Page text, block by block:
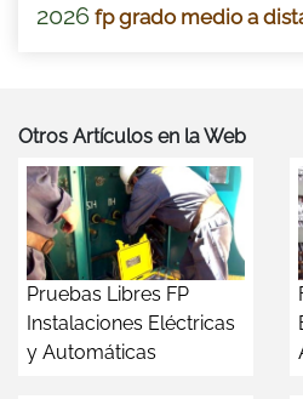
2026 fp grado medio a
Otros Artículos en la Web
Pruebas Libres FP
Instalaciones Eléctricas
y Automáticas